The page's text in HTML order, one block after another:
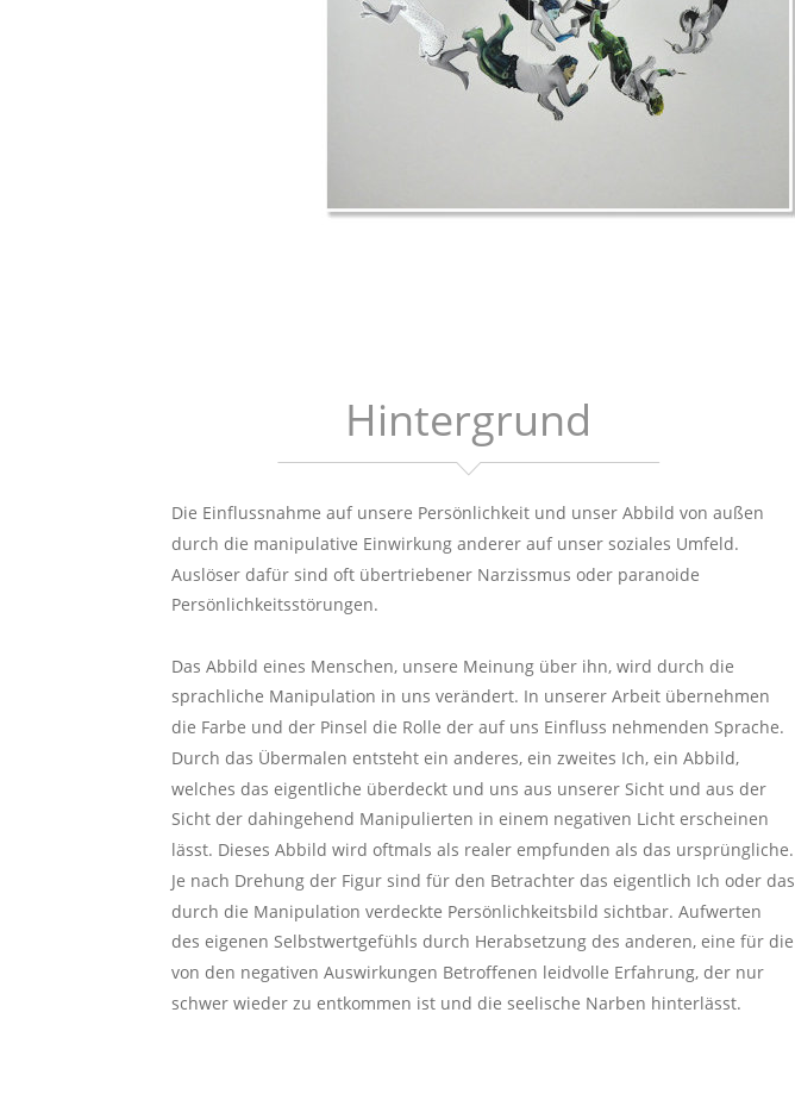
Hintergrund
Die Einflussnahme auf unsere Persönlichkeit und unser Abbild von außen
durch die manipulative Einwirkung anderer auf unser soziales Umfeld.
Auslöser dafür sind oft übertriebener Narzissmus oder paranoide
Persönlichkeitsstörungen.
Das Abbild eines Menschen, unsere Meinung über ihn, wird durch die
sprachliche Manipulation in uns verändert. In unserer Arbeit übernehmen
die Farbe und der Pinsel die Rolle der auf uns Einfluss nehmenden Sprache.
Durch das Übermalen entsteht ein anderes, ein zweites Ich, ein Abbild,
welches das eigentliche überdeckt und uns aus unserer Sicht und aus der
Sicht der dahingehend Manipulierten in einem negativen Licht erscheinen
lässt. Dieses Abbild wird oftmals als realer empfunden als das ursprüngliche.
Je nach Drehung der Figur sind für den Betrachter das eigentlich Ich oder das
durch die Manipulation verdeckte Persönlichkeitsbild sichtbar. Aufwerten
des eigenen Selbstwertgefühls durch Herabsetzung des anderen, eine für die
von den negativen Auswirkungen Betroffenen leidvolle Erfahrung, der nur
schwer wieder zu entkommen ist und die seelische Narben hinterlässt.